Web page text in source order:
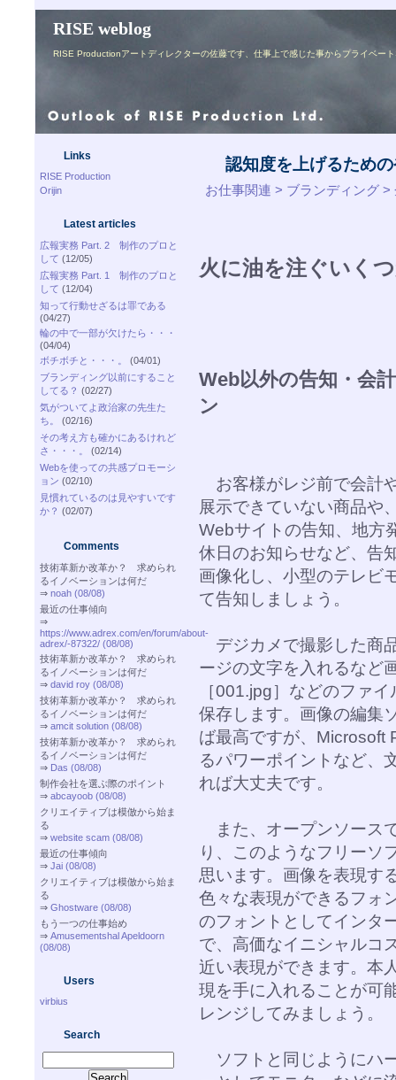
RISE weblog
RISE Productionアートディレクターの佐藤です、仕事上で感じた事からプライベー
Links
RISE Production
Orijin
Latest articles
広報実務 Part. 2 制作のプロと
して (12/05)
広報実務 Part. 1 制作のプロと
して (12/04)
知って行動せざるは罪である
(04/27)
輪の中で一部が欠けたら・・・
(04/04)
ボチボチと・・・。
(04/01)
ブランディング以前にすること
してる？ (02/27)
気がついてよ政治家の先生た
ち。
(02/16)
その考え方も確かにあるけれど
さ・・・。
(02/14)
Webを使っての共感プロモーシ
ョン (02/10)
見慣れているのは見やすいです
か？ (02/07)
Comments
技術革新か改革か？ 求められ
るイノベーションは何だ
⇒ noah (08/08)
最近の仕事傾向
⇒
https://www.adrex.com/en/forum/about-
adrex/-87322/ (08/08)
技術革新か改革か？ 求められ
るイノベーションは何だ
⇒ david roy (08/08)
技術革新か改革か？ 求められ
るイノベーションは何だ
⇒ amcit solution (08/08)
技術革新か改革か？ 求められ
るイノベーションは何だ
⇒ Das (08/08)
制作会社を選ぶ際のポイント
⇒ abcayoob (08/08)
クリエイティブは模倣から始ま
る
⇒ website scam (08/08)
最近の仕事傾向
⇒ Jai (08/08)
クリエイティブは模倣から始ま
る
⇒ Ghostware (08/08)
もう一つの仕事始め
⇒ Amusementshal Apeldoorn
(08/08)
Users
virbius
Search
認知度を上げるため
お仕事関連 > ブランディング
火に油を注ぐいく
Web以外の告知・会
ン
お客様がレジ前で会計
展示できていない商品や
Webサイトの告知、地方
休日のお知らせなど、告
画像化し、小型のテレビ
て告知しましょう。
デジカメで撮影した商
ージの文字を入れるなど
［001.jpg］などのファ
保存します。画像の編集
ば最高ですが、Microsoft
るパワーポイントなど、
れば大丈夫です。
また、オープンソース
り、このようなフリーソ
思います。画像を表現す
色々な表現ができるフォ
のフォントとしてインタ
で、高価なイニシャルコ
近い表現ができます。本
現を手に入れることが可
レンジしてみましょう。
ソフトと同じようにハ